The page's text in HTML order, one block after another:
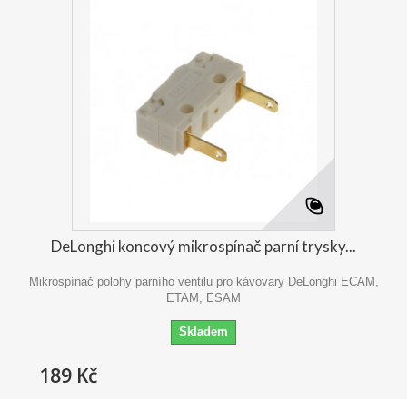
DeLonghi koncový mikrospínač parní trysky...
Mikrospínač polohy parního ventilu pro kávovary DeLonghi ECAM,
ETAM, ESAM
Skladem
189 Kč